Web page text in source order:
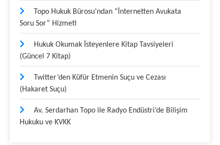
Topo Hukuk Bürosu’ndan “İnternetten Avukata
Soru Sor” Hizmeti
Hukuk Okumak İsteyenlere Kitap Tavsiyeleri
(Güncel 7 Kitap)
Twitter’den Küfür Etmenin Suçu ve Cezası
(Hakaret Suçu)
Av. Serdarhan Topo ile Radyo Endüstri’de Bilişim
Hukuku ve KVKK